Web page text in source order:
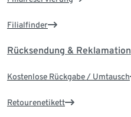
Filialfinder
Rücksendung & Reklamation
Kostenlose Rückgabe / Umtausch
Retourenetikett